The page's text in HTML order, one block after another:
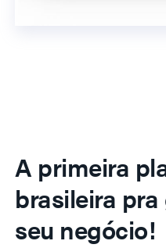
A primeira
brasileira
seu negócio!